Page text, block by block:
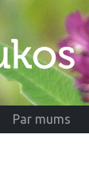
Par mums